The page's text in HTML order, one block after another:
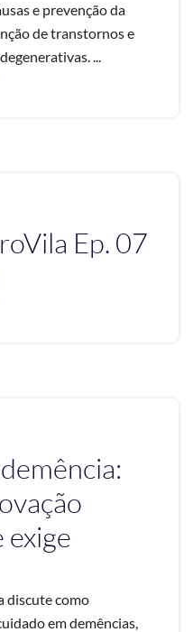
e prevenção da
de transtornos e
...
Ep. 07
exige
discute como
em demências,